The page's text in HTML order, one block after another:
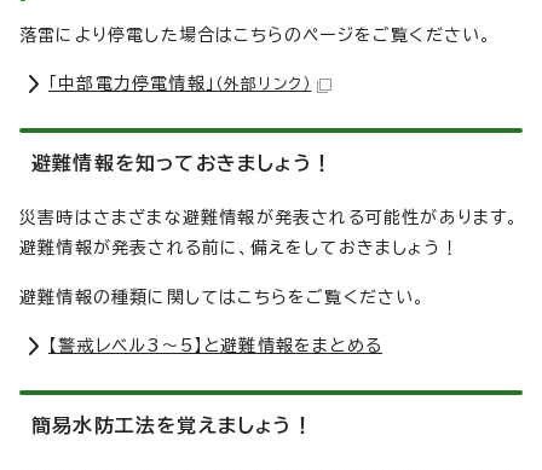
落雷により停電した場合はこちらのページをご覧ください。
「中部電力停電情報」 （外部リンク）
避難情報を知っておきましょう！
災害時はさまざまな避難情報が発表される可能性があります。
避難情報が発表される前に、備えをしておきましょう！
避難情報の種類に関してはこちらをご覧ください。
【警戒レベル3～5】と避難情報をまとめる
簡易水防工法を覚えましょう！